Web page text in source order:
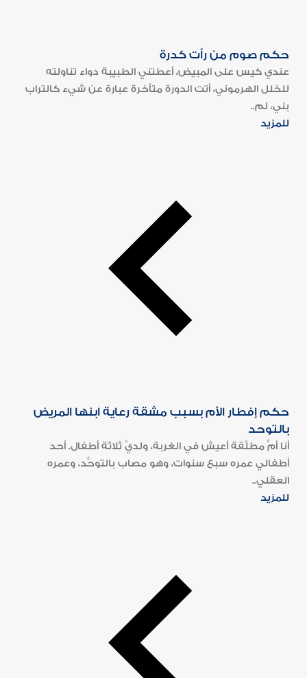
حكم صوم من رأت كدرة
عندي كيس على المبيض، أعطتني الطبيبة دواء تناولته
للخلل الهرموني، أتت الدورة متأخرة عبارة عن شيء كالتراب
بني، لم..
للمزيد
حكم إفطار الأم بسبب مشقة رعاية ابنها المريض
بالتوحد
أنا أمٌّ مطلَّقة أعيش في الغربة، ولديَّ ثلاثة أطفال. أحد
أطفالي عمره سبع سنوات، وهو مصاب بالتوحُّد، وعمره
العقلي..
للمزيد